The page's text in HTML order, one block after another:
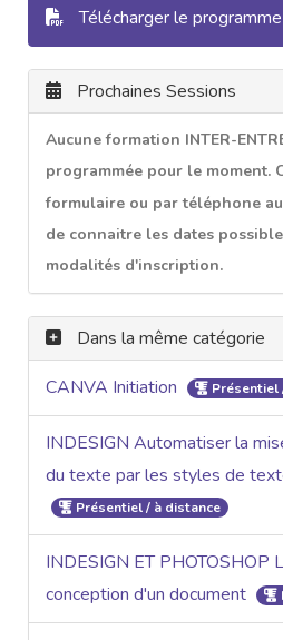
Télécharger le programme
Prochaines Sessions
Aucune formation INTER-
programmée pour le moment.
formulaire ou par téléphone au
de connaitre les dates
modalités d'inscription.
Dans la même catégorie
CANVA Initiation
Présentiel
INDESIGN Automatiser la
du texte par les styles de
Présentiel / à distance
INDESIGN ET PHOTOSHOP
conception d'un document